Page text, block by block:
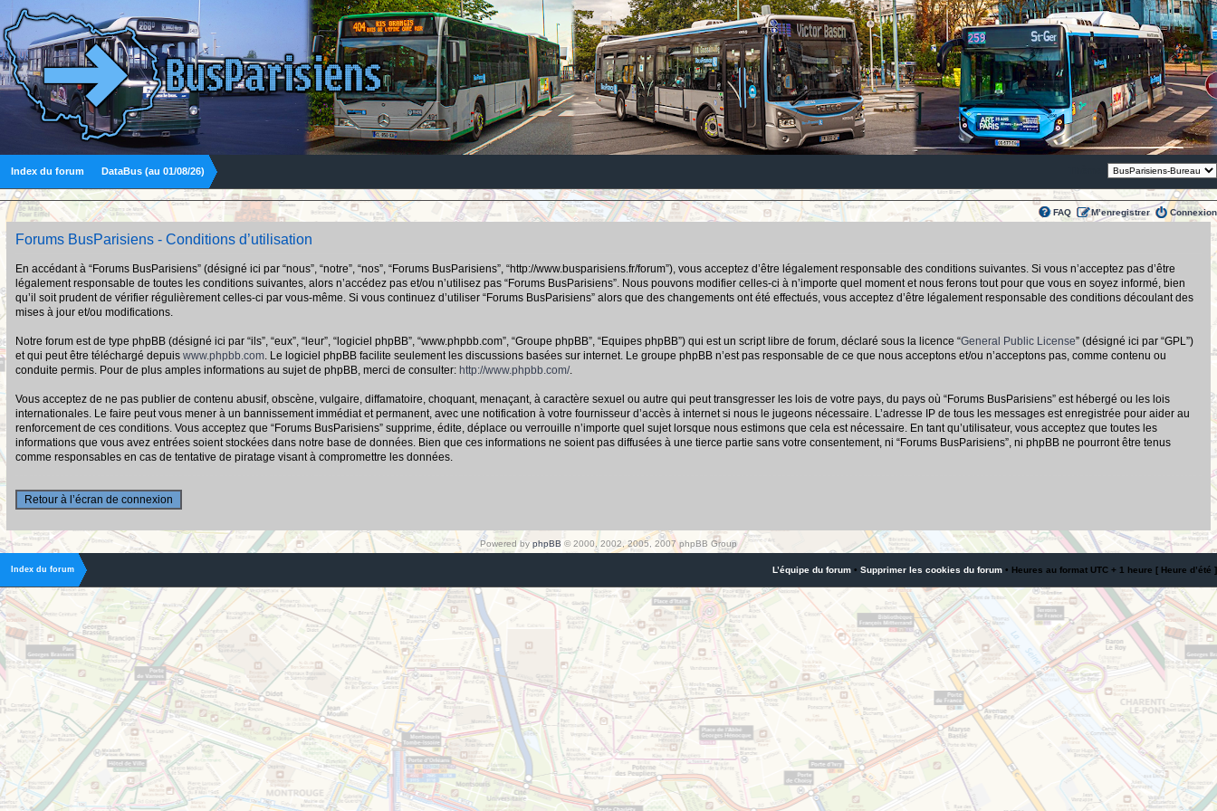
Index du forum DataBus (au 01/08/26)
FAQ M’enregistrer Connexion
Forums BusParisiens - Conditions d’utilisation
En accédant à “Forums BusParisiens” (désigné ici par “nous”, “notre”, “nos”, “Forums BusParisiens”, “http://www.busparisiens.fr/forum”), vous acceptez d’être légalement responsable des conditions suivantes. Si vous n’acceptez pas d’être
légalement responsable de toutes les conditions suivantes, alors n’accédez pas et/ou n’utilisez pas “Forums BusParisiens”. Nous pouvons modifier celles-ci à n’importe quel moment et nous ferons tout pour que vous en soyez informé, bien
qu’il soit prudent de vérifier régulièrement celles-ci par vous-même. Si vous continuez d’utiliser “Forums BusParisiens” alors que des changements ont été effectués, vous acceptez d’être légalement responsable des conditions découlant des
mises à jour et/ou modifications.
Notre forum est de type phpBB (désigné ici par “ils”, “eux”, “leur”, “logiciel phpBB”, “www.phpbb.com”, “Groupe phpBB”, “Equipes phpBB”) qui est un script libre de forum, déclaré sous la licence “General Public License” (désigné ici par “GPL”)
et qui peut être téléchargé depuis www.phpbb.com . Le logiciel phpBB facilite seulement les discussions basées sur internet. Le groupe phpBB n’est pas responsable de ce que nous acceptons et/ou n’acceptons pas, comme contenu ou
conduite permis. Pour de plus amples informations au sujet de phpBB, merci de consulter: http://www.phpbb.com/.
Vous acceptez de ne pas publier de contenu abusif, obscène, vulgaire, diffamatoire, choquant, menaçant, à caractère sexuel ou autre qui peut transgresser les lois de votre pays, du pays où “Forums BusParisiens” est hébergé ou les lois
internationales. Le faire peut vous mener à un bannissement immédiat et permanent, avec une notification à votre fournisseur d’accès à internet si nous le jugeons nécessaire. L’adresse IP de tous les messages est enregistrée pour aider au
renforcement de ces conditions. Vous acceptez que “Forums BusParisiens” supprime, édite, déplace ou verrouille n’importe quel sujet lorsque nous estimons que cela est nécessaire. En tant qu’utilisateur, vous acceptez que toutes les
informations que vous avez entrées soient stockées dans notre base de données. Bien que ces informations ne soient pas diffusées à une tierce partie sans votre consentement, ni “Forums BusParisiens”, ni phpBB ne pourront être tenus
comme responsables en cas de tentative de piratage visant à compromettre les données.
Retour à l’écran de connexion
Powered by phpBB © 2000, 2002, 2005, 2007 phpBB Group
Index du forum L’équipe du forum • Supprimer les cookies du forum • Heures au format UTC + 1 heure [ Heure d’été ]